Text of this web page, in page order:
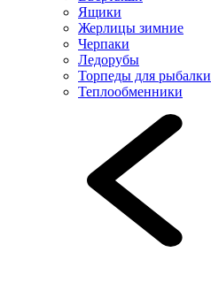
Ящики
Жерлицы зимние
Черпаки
Ледорубы
Торпеды для рыбалки
Теплообменники